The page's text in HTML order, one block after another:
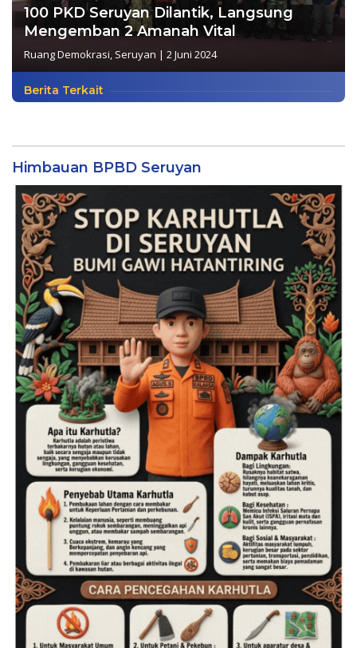
100 PKD Seruyan Dilantik, Langsung
Mengemban 2 Amanah Vital
Ruang Demokrasi, Seruyan | 2 Juni 2024
Berita Terkait
Himbauan BPBD Seruyan